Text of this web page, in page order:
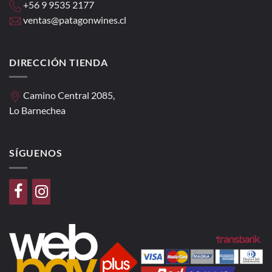
+56 9 9535 2177
ventas@patagonwines.cl
DIRECCIÓN TIENDA
Camino Central 2085,
Lo Barnechea
SÍGUENOS